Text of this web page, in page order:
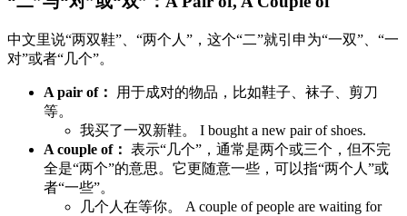
中文里说“两双鞋”、“两个人”，这个“二”就引申为“一双”、“一
对”或者“几个”。
A pair of：
用于成对的物品，比如鞋子、袜子、剪刀
等。
我买了一双新鞋。 I bought a new pair of shoes.
A couple of： 表示“几个”，通常是两个或三个，但不完
全是“两个”的意思。它更随意一些，可以指“两个人”或
者“一些”。
几个人在等你。 A couple of people are waiting for